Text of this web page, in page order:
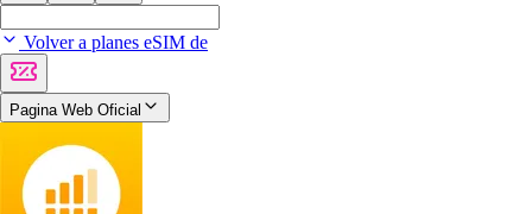
Volver a planes eSIM de
Pagina Web Oficial